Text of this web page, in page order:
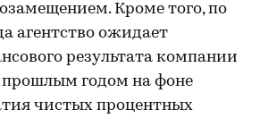
Кроме того, по
агентство ожидает
результата компании
прошлым годом на фоне
чистых процентных